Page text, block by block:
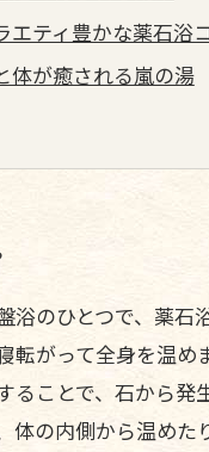
エティ豊かな薬石浴
体が癒される嵐の湯
浴のひとつで、薬石
転がって全身を温め
ることで、石から発
体の内側から温めた